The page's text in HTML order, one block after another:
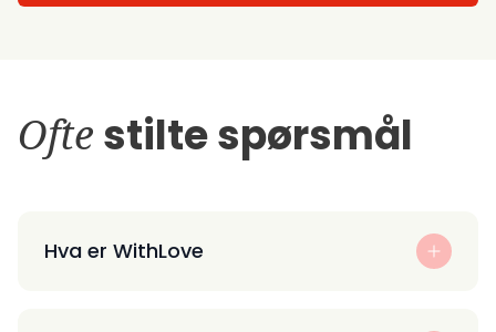
Ofte stilte spørsmål
Hva er WithLove